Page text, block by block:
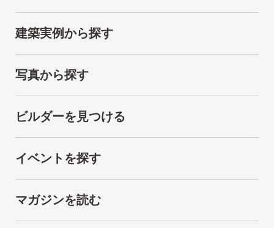
建築実例から探す
写真から探す
ビルダーを見つける
イベントを探す
マガジンを読む